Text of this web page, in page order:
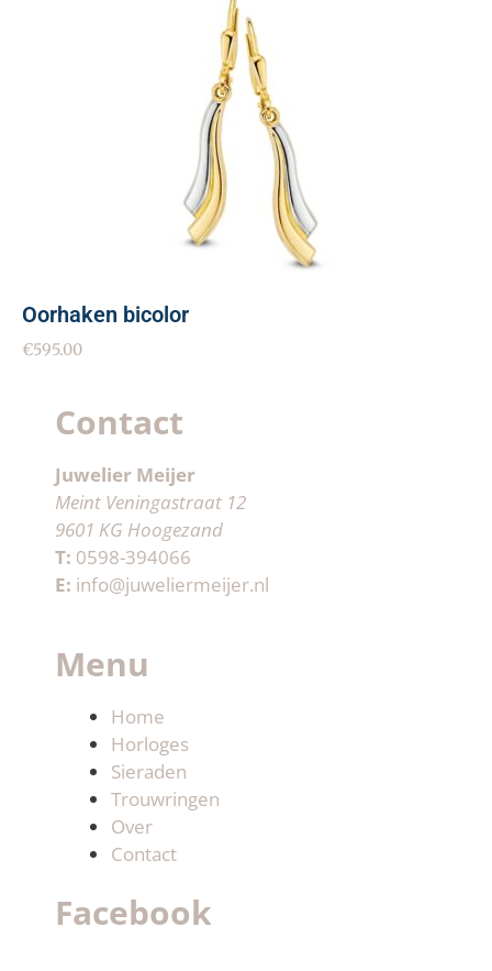
Oorhaken bicolor
€595.00
Contact
Juwelier Meijer
Meint Veningastraat 12
9601 KG Hoogezand
T: 0598-394066
E: info@juweliermeijer.nl
Menu
Home
Horloges
Sieraden
Trouwringen
Over
Contact
Facebook